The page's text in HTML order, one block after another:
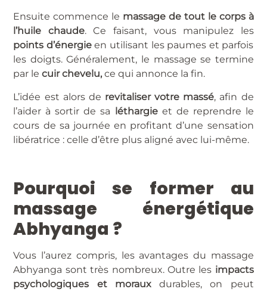
Ensuite commence le massage de tout le corps à
l’huile chaude. Ce faisant, vous manipulez les
points d’énergieen utilisant les paumes et parfois
les doigts. Généralement, le massage se termine
par lecuir chevelu, ce qui annonce la fin.
L’idée est alors de revitaliser votre massé, afin de
l’aider à sortir de sa léthargieet de reprendre le
cours de sa journée en profitant d’une sensation
libératrice : celle d’être plus aligné avec lui-même.
Pourquoi se former au
massage énergétique
Abhyanga ?
Vous l’aurez compris, les avantages du massage
Abhyanga sont très nombreux. Outre les impacts
psychologiques et morauxdurables, on peut